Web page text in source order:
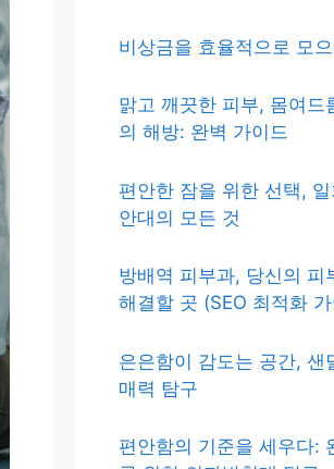
비상금을 효율적으로 모
맑고 깨끗한 피부, 몸여드
의 해방: 완벽 가이드
편안한 잠을 위한 선택,
안대의 모든 것
방배역 피부과, 당신의 피
해결할 곳 (SEO 최적화
은은함이 감도는 공간, 샌
매력 탐구
편안함의 기준을 세우다: